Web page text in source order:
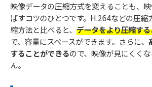
映像データの圧縮方式を変えることも、
ばすコツのひとつです。H.264などの圧縮
縮方法と比べると、 データをより圧縮す
で、容量にスペースができます。さらに、
することができるので、映像が見にくく
ん。